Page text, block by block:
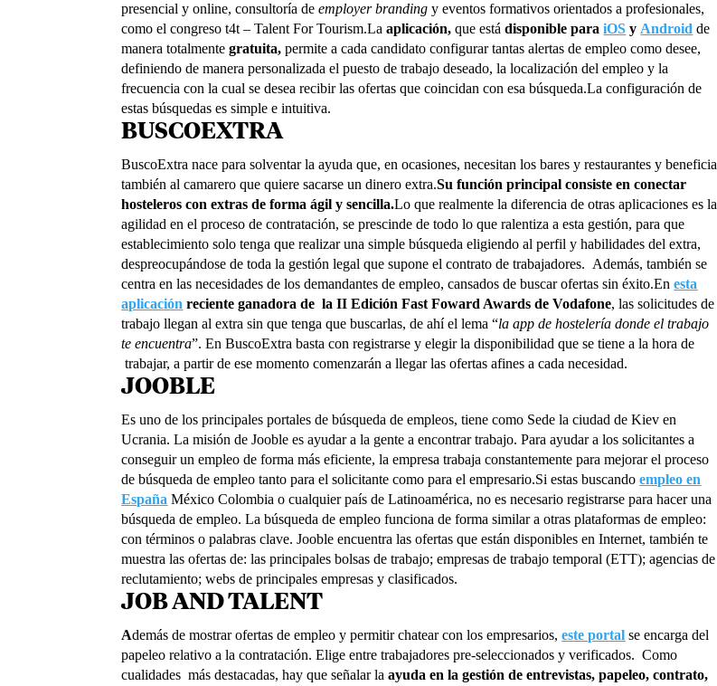
presencial y online, consultoría deemployer brandingy eventos formativos orientados a profesionales,
como el congreso t4t – Talent For Tourism.Laaplicación, que estádisponible paraiOS y Android de
manera totalmentegratuita, permite a cada candidato configurar tantas alertas de empleo como desee,
definiendo de manera personalizada el puesto de trabajo deseado, la localización del empleo y la
frecuencia con la cual se desea recibir las ofertas que coincidan con esa búsqueda.La configuración de
estas búsquedas es simple e intuitiva.
BUSCOEXTRA
BuscoExtra nace para solventar la ayuda que, en ocasiones, necesitan los bares y restaurantes y beneficia
también al camarero que quiere sacarse un dinero extra.Su función principal consiste en conectar
hosteleros con extras de forma ágil y sencilla.Lo que realmente la diferencia de otras aplicaciones es la
agilidad en el proceso de contratación, se prescinde de todo lo que ralentiza a esta gestión, para que
establecimiento solo tenga que realizar una simple búsqueda eligiendo al perfil y habilidades del extra,
despreocupándose de toda la gestión legal que supone el contrato de trabajadores. Además, también se
centra en las necesidades de los demandantes de empleo, cansados de buscar ofertas sin éxito.Enesta
aplicación reciente ganadora de la II Edición Fast Foward Awards de Vodafone, las solicitudes de
trabajo llegan al extra sin que tenga que buscarlas, de ahí el lema “la app de hostelería donde el trabajo
te encuentra”. En BuscoExtra basta con registrarse y elegir la disponibilidad que se tiene a la hora de
trabajar, a partir de ese momento comenzarán a llegar las ofertas afines a cada necesidad.
JOOBLE
Es uno de los principales portales de búsqueda de empleos, tiene como Sede la ciudad de Kiev en
Ucrania. La misión de Jooble es ayudar a la gente a encontrar trabajo. Para ayudar a los solicitantes a
conseguir un empleo de forma más eficiente, la empresa trabaja constantemente para mejorar el proceso
de búsqueda de empleo tanto para el solicitante como para el empresario.Si estas buscando empleo en
España México Colombia o cualquier país de Latinoamérica, no es necesario registrarse para hacer una
búsqueda de empleo. La búsqueda de empleo funciona de forma similar a otras plataformas de empleo:
con términos o palabras clave. Jooble encuentra las ofertas que están disponibles en Internet, también te
muestra las ofertas de: las principales bolsas de trabajo; empresas de trabajo temporal (ETT); agencias de
reclutamiento; webs de principales empresas y clasificados.
JOB AND TALENT
Además de mostrar ofertas de empleo y permitir chatear con los empresarios,este portal se encarga del
papeleo relativo a la contratación. Elige entre trabajadores pre-seleccionados y verificados. Como
cualidades más destacadas, hay que señalar laayuda en la gestión de entrevistas, papeleo, contrato,